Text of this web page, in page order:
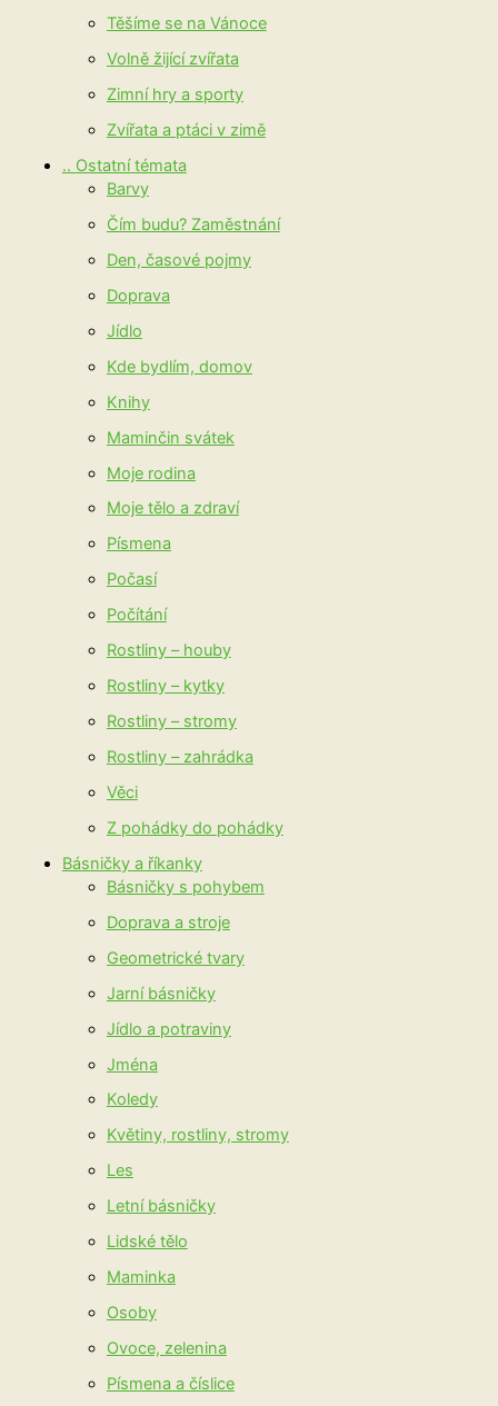
Těšíme se na Vánoce
Volně žijící zvířata
Zimní hry a sporty
Zvířata a ptáci v zimě
.. Ostatní témata
Barvy
Čím budu? Zaměstnání
Den, časové pojmy
Doprava
Jídlo
Kde bydlím, domov
Knihy
Maminčin svátek
Moje rodina
Moje tělo a zdraví
Písmena
Počasí
Počítání
Rostliny – houby
Rostliny – kytky
Rostliny – stromy
Rostliny – zahrádka
Věci
Z pohádky do pohádky
Básničky a říkanky
Básničky s pohybem
Doprava a stroje
Geometrické tvary
Jarní básničky
Jídlo a potraviny
Jména
Koledy
Květiny, rostliny, stromy
Les
Letní básničky
Lidské tělo
Maminka
Osoby
Ovoce, zelenina
Písmena a číslice